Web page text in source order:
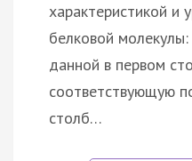
характеристикой и
белковой
данной в первом
соответствующую
столб…